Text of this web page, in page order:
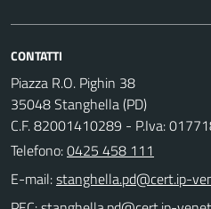
CONTATTI
Piazza R.O. Pighin 38
35048 Stanghella (PD)
C.F. 82001410289 - P.Iva:
Telefono:0425 458 111
E-mail: